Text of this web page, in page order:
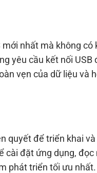
mới nhất mà không có
yêu cầu kết nối USB
vẹn của dữ liệu và
quyết để triển khai và
cài đặt ứng dụng, đọc
phát triển tối ưu nhất.